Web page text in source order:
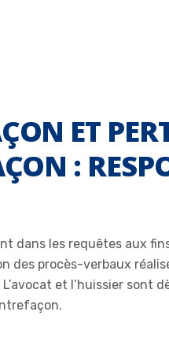
ET
:
dans les requêtes aux
des procès-verbaux
et l’huissier sont